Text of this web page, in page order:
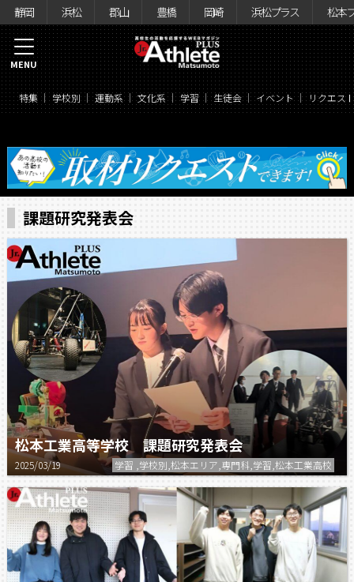
静岡 浜松 郡山 豊橋 岡崎 浜松プラス 松本
特集 学校別 運動系 文化系 学習 生徒会 イベント リクエス
MENU
課題研究発表会
松本工業高等学校 課題研究発表会
2025/03/19 学習 ,学校別,松本エリア,専門科,学習,松本工業高校